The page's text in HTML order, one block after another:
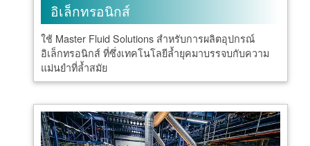
อิเล็กทรอนิกส์
ใช้ Master Fluid Solutions สำหรับการผลิตอุปกรณ์
อิเล็กทรอนิกส์ ที่ซึ่งเทคโนโลยีล้ำยุคมาบรรจบกับความ
แม่นยำที่ล้ำสมัย